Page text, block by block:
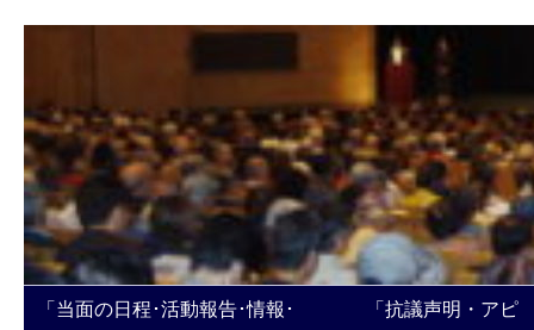
「当面の日程･活動報告･情報･ 「抗議声明・アピ